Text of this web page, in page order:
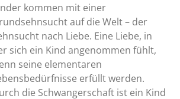
kommen mit einer
auf die Welt – der
nach Liebe. Eine Liebe, in
sich ein Kind angenommen fühlt,
seine elementaren
erfüllt werden.
die Schwangerschaft ist ein Kind